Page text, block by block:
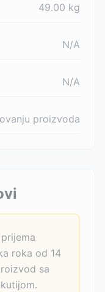
49.00 kg
N/A
N/A
proizvoda
roka od 14
sa